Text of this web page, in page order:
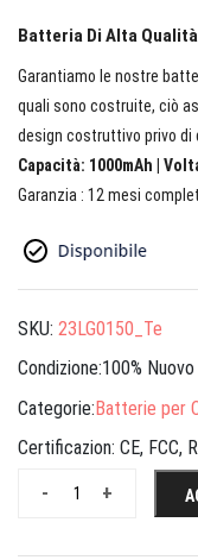
Batteria Di Alta Qualità
Garantiamo le nostre
quali sono costruite, ciò
design costruttivo privo di
Capacità: 1000mAh |
Garanzia : 12 mesi
SKU: 23LG0150_Te
Condizione:100% Nuovo
Categorie:Batterie per
Certificazion: CE, FCC,
+
-